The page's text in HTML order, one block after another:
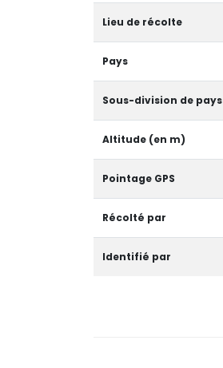
Lieu de récolte
Pays
Sous-division de pays
Altitude (en m)
Pointage GPS
Récolté par
Identifié par